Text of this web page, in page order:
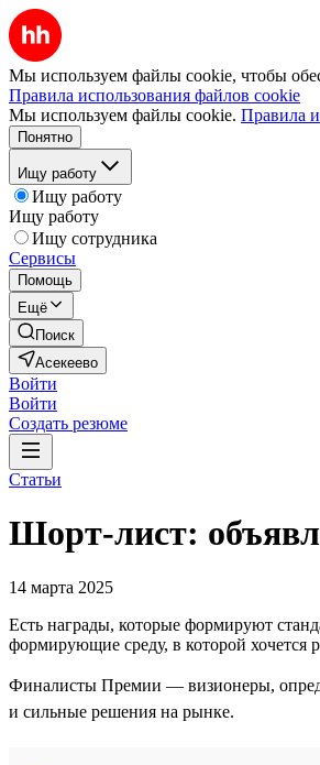
Мы используем файлы cookie, чтобы
Правила использования файлов cookie
Мы используем файлы cookie. Правила
Понятно
Ищу работу
Ищу работу
Ищу работу
Ищу сотрудника
Сервисы
Помощь
Ещё
Поиск
Асекеево
Войти
Войти
Создать резюме
Статьи
Шорт-лист:
14 марта 2025
Есть награды, которые формируют
формирующие среду, в которой хочется
Финалисты Премии — визионеры,
и сильные решения на рынке.